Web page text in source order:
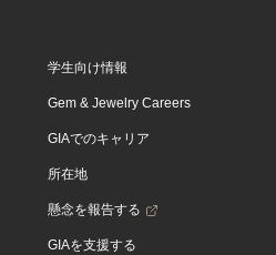
学生向け情報
Gem & Jewelry Careers
GIAでのキャリア
所在地
懸念を報告する
GIAを支援する